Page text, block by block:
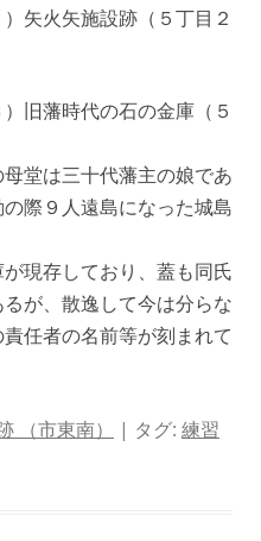
矢施設跡（５丁目２
藩時代の石の金庫（５
堂は三十代藩主の娘であ
際９人遠島になった城島
現存しており、蓋も同氏
が、散逸して今は分らな
任者の名前等が刻まれて
（市東南） | タグ: 練習